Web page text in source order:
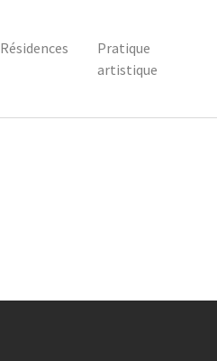
Résidences
Pratique
artistique